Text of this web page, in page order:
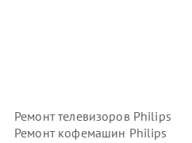
Ремонт телевизоров Philips
Ремонт кофемашин Philips